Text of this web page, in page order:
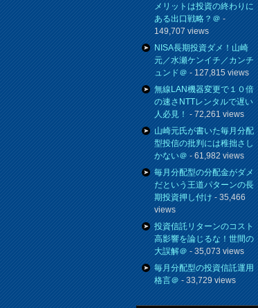
メリットは投資の終わりに
ある出口戦略？＠-
149,707 views
NISA長期投資ダメ！山崎
元／水瀬ケンイチ／カンチ
ュンド＠- 127,815 views
無線LAN機器変更で１０倍
の速さNTTレンタルで遅い
人必見！- 72,261 views
山崎元氏が書いた毎月分配
型投信の批判には稚拙さし
かない＠- 61,982 views
毎月分配型の分配金がダメ
だという王道パターンの長
期投資押し付け- 35,466
views
投資信託リターンのコスト
高影響を論じるな！世間の
大誤解＠- 35,073 views
毎月分配型の投資信託運用
格言＠- 33,729 views